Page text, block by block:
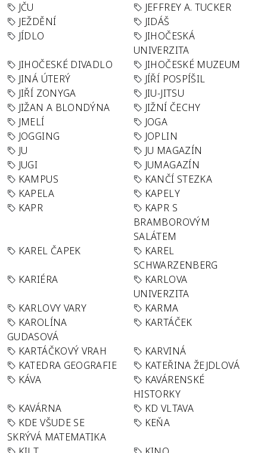
JČU
JEFFREY A. TUCKER
JEŽDĚNÍ
JIDÁŠ
JÍDLO
JIHOČESKÁ
UNIVERZITA
JIHOČESKÉ DIVADLO
JIHOČESKÉ MUZEUM
JINÁ ÚTERÝ
JÍŘÍ POSPÍŠIL
JIŘÍ ZONYGA
JIU-JITSU
JIŽAN A BLONDÝNA
JIŽNÍ ČECHY
JMELÍ
JOGA
JOGGING
JOPLIN
JU
JU MAGAZÍN
JUGI
JUMAGAZÍN
KAMPUS
KANČÍ STEZKA
KAPELA
KAPELY
KAPR
KAPR S
BRAMBOROVÝM
SALÁTEM
KAREL ČAPEK
KAREL
SCHWARZENBERG
KARIÉRA
KARLOVA
UNIVERZITA
KARLOVY VARY
KARMA
KAROLÍNA
GUDASOVÁ
KARTÁČEK
KARTÁČKOVÝ VRAH
KARVINÁ
KATEDRA GEOGRAFIE
KATEŘINA ŽEJDLOVÁ
KÁVA
KAVÁRENSKÉ
HISTORKY
KAVÁRNA
KD VLTAVA
KDE VŠUDE SE
SKRÝVÁ MATEMATIKA
KEŇA